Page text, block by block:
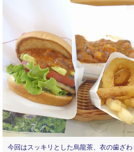
今回はスッキリとした烏龍茶、衣の歯ざ